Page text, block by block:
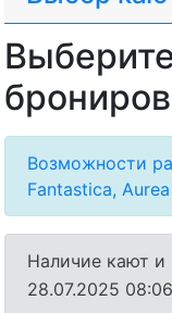
Возможности
Fantastica,
Наличие кают и
28.07.2025